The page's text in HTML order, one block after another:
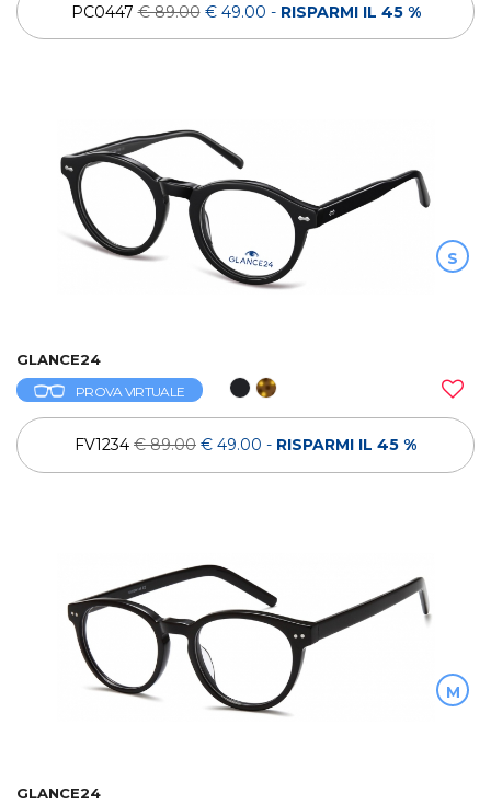
PC0447€ 89.00 € 49.00 - RISPARMI IL 45 %
S
GLANCE24
PROVA VIRTUALE
FV1234 € 89.00 € 49.00 - RISPARMI IL 45 %
M
GLANCE24